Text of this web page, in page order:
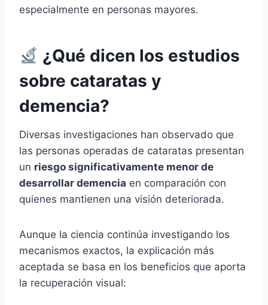
especialmente en personas mayores.
¿Qué dicen los estudios
sobre cataratas y
demencia?
Diversas investigaciones han observado que
las personas operadas de cataratas presentan
un riesgo significativamente menor de
desarrollar demencia en comparación con
quienes mantienen una visión deteriorada.
Aunque la ciencia continúa investigando los
mecanismos exactos, la explicación más
aceptada se basa en los beneficios que aporta
la recuperación visual: